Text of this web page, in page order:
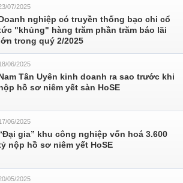
07/2025
nghiệp có truyền thống bạo chi cổ
"khủng" hàng trăm phần trăm báo lãi
trong quý 2/2025
06/2025
Tân Uyên kinh doanh ra sao trước khi
hồ sơ niêm yết sàn HoSE
06/2025
gia” khu công nghiệp vốn hoá 3.600
nộp hồ sơ niêm yết HoSE
05/2025